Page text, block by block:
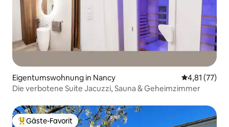
Eigentumswohnung in Nancy
4,81 (77)
Die verbotene Suite Jacuzzi, Sauna & Geheimzimmer
Beliebter Gäste-Favorit.
Gäste-Favorit